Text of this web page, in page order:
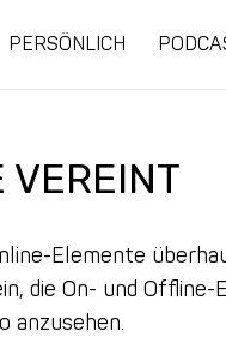
PERSÖNLICH
VEREINT
Elemente
die On- und Offline-
anzusehen.